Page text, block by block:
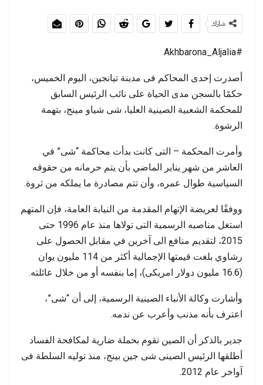
شارك
#Akhbarona_Aljalia
أصدرت إحدى المحاكم فى مدينة تيانجين، اليوم الخميس،
حكمًا بالسجن مدى الحياة على نائب الرئيس السابق
للمحكمة الشعبية الصينية العليا، شى شياو مينج، بتهمة
الرشوة.
وأمرت المحكمة – التى كانت بدأت محاكمة “شى” في
العاشر من شهر يناير الماضي بأن يتم حرمانه من حقوقه
السياسية طوال عمره، وأن تتم مصادرة ما يملكه من ثروة.
ووفقًا لعريضة الإتهام المقدمة من النيابة العامة، فإن المتهم
استغل مناصبه الرسمية التى تولاها منذ عام 1996 حتى
2015، لتقديم منافع الى آخرين في مقابل الحصول على
رشاوي بلغت قيمتها الإجمالية أكثر من 114 مليون يوان
(16.6 مليون دولار امريكى)، إما بنفسه أو من خلال عائلته.
وأشارت وكالة الأنباء الصينية الرسمية، إلى أن “شى”،
اعترف بأنه مذنب وأعرب عن ندمه.
جدير بالذكر أن الصين تقوم بحملة ضارية لمكافحة الفساد
أطلقها الرئيس الصينى شى جين بينج، منذ توليه السلطة فى
آواخر عام 2012.